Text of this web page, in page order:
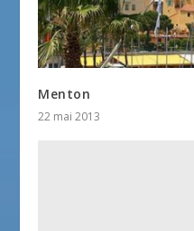
Menton
22 mai 2013